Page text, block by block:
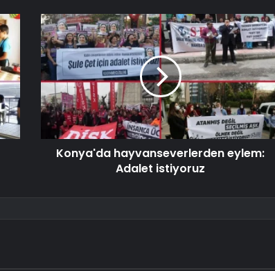
Konya'da hayvanseverlerden eylem:
Adalet istiyoruz